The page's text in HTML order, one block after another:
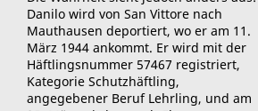
Danilo wird von San Vittore nach
Mauthausen deportiert, wo er am 11.
März 1944 ankommt. Er wird mit der
Häftlingsnummer 57467 registriert,
Kategorie Schutzhäftling,
angegebener Beruf Lehrling, und am